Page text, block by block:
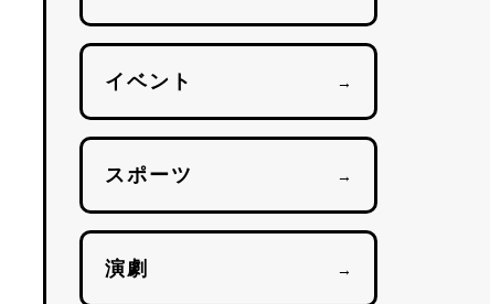
イベント →
スポーツ →
演劇 →